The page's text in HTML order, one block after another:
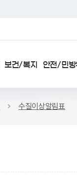
보건/복지 안전/민방
수질이상알림표